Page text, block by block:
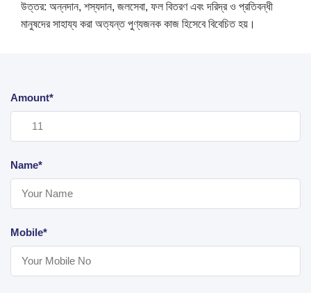
উত্তর: অন্নদান, শস্যদান, জলসেবা, ফল বিতরণ এবং দরিদ্র ও প্রতিবন্ধী
মানুষদের সাহায্য করা অত্যন্ত পুণ্যজনক কাজ হিসেবে বিবেচিত হয়।
Amount*
Name*
Mobile*